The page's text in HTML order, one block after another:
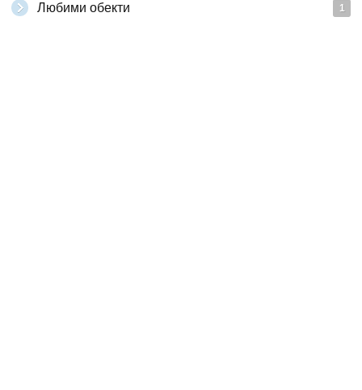
Любими обекти 1